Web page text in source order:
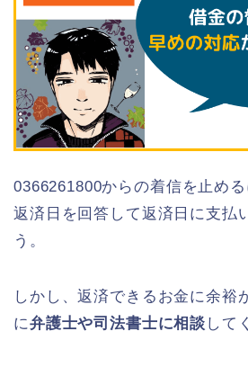
0366261800からの着信を止め
返済日を回答して返済日に支払
う。
しかし、返済できるお金に余裕
に弁護士や司法書士に相談 して